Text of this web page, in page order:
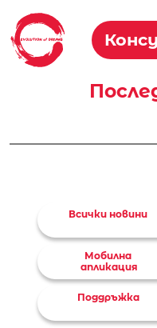
Всички новини
мобилна
апликация
поддръжка